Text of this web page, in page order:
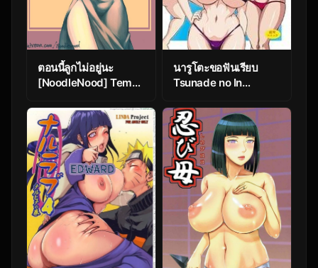
ตอนนี้ลูกไม่อยู่นะ
[NoodleNood] Temari
นารูโตะขอฟันเรียบ
Tsunade no In